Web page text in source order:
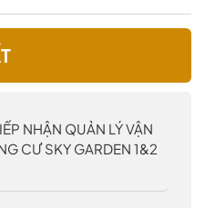
NHẬN QUẢN LÝ VẬN
CƯ SKY GARDEN 1&2